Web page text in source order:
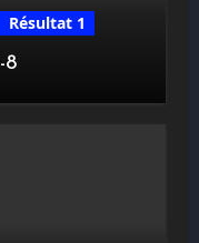
Résultat 1
8